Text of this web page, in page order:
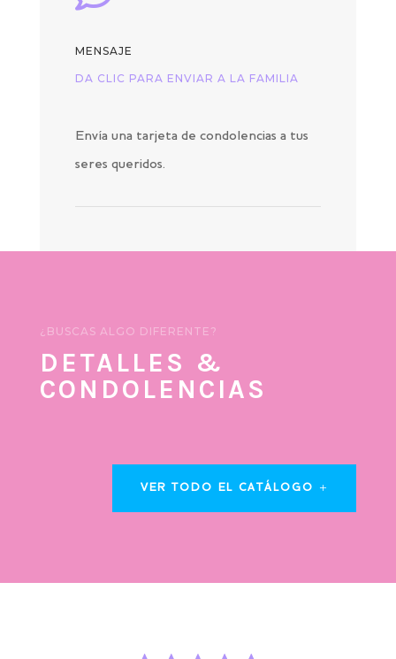
MENSAJE
DA CLIC PARA ENVIAR A LA FAMILIA
Envía una tarjeta de condolencias a tus
seres queridos.
¿BUSCAS ALGO DIFERENTE?
DETALLES &
CONDOLENCIAS
VER TODO EL CATÁLOGO